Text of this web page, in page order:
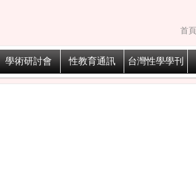
首頁
學術研討會 性教育通訊 台灣性學學刊